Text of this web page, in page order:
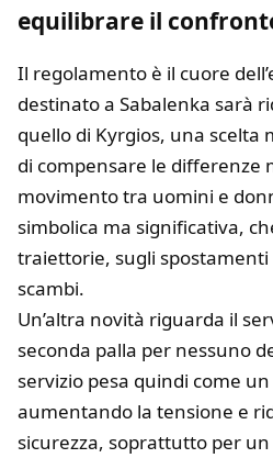
equilibrare il
Il regolamento è il cuore
destinato a Sabalenka sarà
quello di Kyrgios, una scelta
di compensare le differenze
movimento tra uomini e
simbolica ma significativa,
traiettorie, sugli spostamenti
scambi.
Un’altra novità riguarda il
seconda palla per nessuno
servizio pesa quindi come
aumentando la tensione e
sicurezza, soprattutto per